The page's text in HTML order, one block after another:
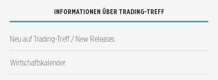
INFORMATIONEN ÜBER TRADING-TREFF
Neu auf Trading-Treff / New Releases
Wirtschaftskalender